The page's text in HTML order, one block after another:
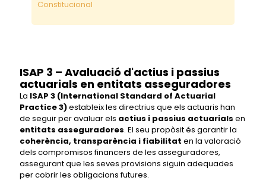
Constitucional
ISAP 3 – Avaluació d'actius i passius
actuarials en entitats asseguradores
La ISAP 3 (International Standard of Actuarial
Practice 3)estableix les directrius que els actuaris han
de seguir per avaluar els actius i passius actuarials en
entitats asseguradores. El seu propòsit és garantir la
coherència, transparència i fiabilitat en la valoració
dels compromisos financers de les asseguradores,
assegurant que les seves provisions siguin adequades
per cobrir les obligacions futures.